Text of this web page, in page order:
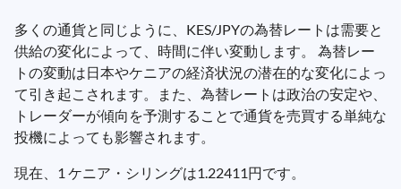
多くの通貨と同じように、KES/JPYの為替レートは需要と
供給の変化によって、時間に伴い変動します。 為替レー
トの変動は日本やケニアの経済状況の潜在的な変化によっ
て引き起こされます。また、為替レートは政治の安定や、
トレーダーが傾向を予測することで通貨を売買する単純な
投機によっても影響されます。
現在、1 ケニア・シリングは1.22411円です。